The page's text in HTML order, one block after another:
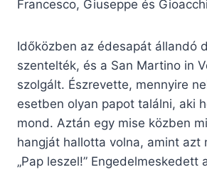
Francesco, Giuseppe és
Időközben az édesapát állandó
szentelték, és a San Martino in
szolgált. Észrevette, mennyire
esetben olyan papot találni, aki
mond. Aztán egy mise közben
hangját hallotta volna, amint azt
„Pap leszel!” Engedelmeskedett